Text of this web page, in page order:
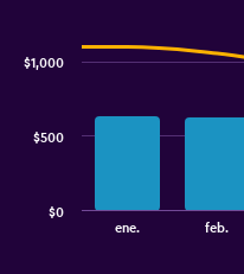
ene. feb.
$0
$500
$1,000